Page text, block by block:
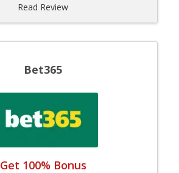
Read Review
Bet365
Get 100% Bonus